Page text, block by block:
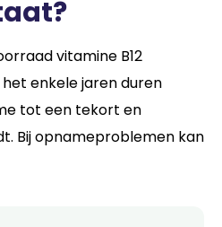
vitamine B12
enkele jaren duren
tot een tekort en
Bij opnameproblemen kan